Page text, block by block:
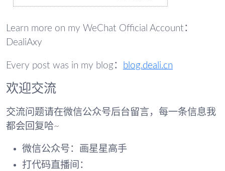
Learn more on my WeChat Official Account：
DealiAxy
Every post was in my blog： blog.deali.cn
欢迎交流
交流问题请在微信公众号后台留言，每一条信息我
都会回复哈~
微信公众号：画星星高手
打代码直播间：